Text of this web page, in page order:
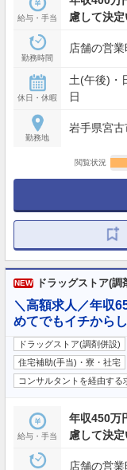
給与・手当
慮して決
勤務時間
店舗の営
休日・休暇
土(午後)・
日
勤務地
岩手県宮古
閲覧状況
NEW ドラッグストア(
＼高額求人／年収
めてでもイチから
ドラッグストア(調剤併設)
住宅補助(手当)・寮・社宅
コンサルタントを経由する
給与・手当
年収450万
慮して決
店舗の営